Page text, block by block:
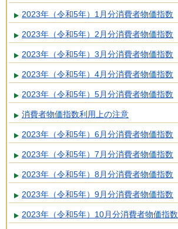
2023年（令和5年）1月分消費者物価指数
2023年（令和5年）2月分消費者物価指数
2023年（令和5年）3月分消費者物価指数
2023年（令和5年）4月分消費者物価指数
2023年（令和5年）5月分消費者物価指数
消費者物価指数利用上の注意
2023年（令和5年）6月分消費者物価指数
2023年（令和5年）7月分消費者物価指数
2023年（令和5年）8月分消費者物価指数
2023年（令和5年）9月分消費者物価指数
2023年（令和5年）10月分消費者物価指数